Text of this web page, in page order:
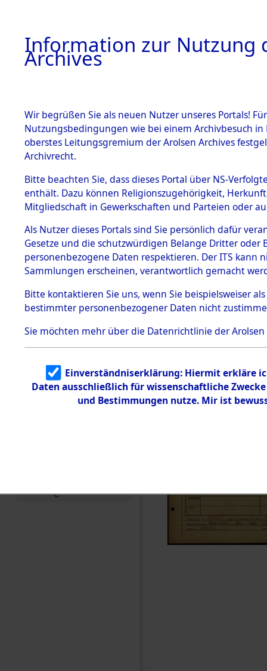
BESTÄNDE
1.
mente
5. Verschiedenes
5.3
Todesmärsche
5.3.1 Alliierte
Erhebungen
zu
Todesmärsch
en
5.3.2
Identifizierun
g
5.3.3
Todesmärsch
e
Dead -
Branch -
0057
Information zur Nutzung
Archives
Wir begrüßen Sie als neuen Nutzer unseres Portals!
Nutzungsbedingungen wie bei einem Archivbesuch
oberstes Leitungsgremium der Arolsen Archives
Archivrecht.
Bitte beachten Sie, dass dieses Portal über NS-
enthält. Dazu können Religionszugehörigkeit,
Mitgliedschaft in Gewerkschaften und Parteien oder
Als Nutzer dieses Portals sind Sie persönlich dafür
Gesetze und die schutzwürdigen Belange Dritter
personenbezogene Daten respektieren. Der ITS
Sammlungen erscheinen, verantwortlich gemacht
Bitte kontaktieren Sie uns, wenn Sie beispielsweiser
bestimmter personenbezogener Daten nicht
Sie möchten mehr über die Datenrichtlinie der Arolsen
Einverständniserklärung: Hiermit erkläre
Daten ausschließlich für wissenschaftliche
und Bestimmungen nutze. Mir ist